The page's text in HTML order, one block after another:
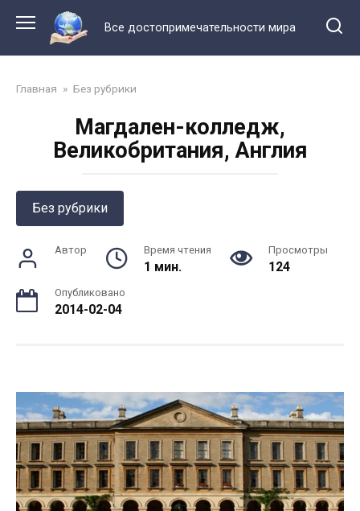
контенту
Все достопримечательности мира
Главная » Без рубрики
Магдален-колледж,
Великобритания, Англия
Без рубрики
Автор Время чтения
1 мин.
Просмотры
124
Опубликовано
2014-02-04